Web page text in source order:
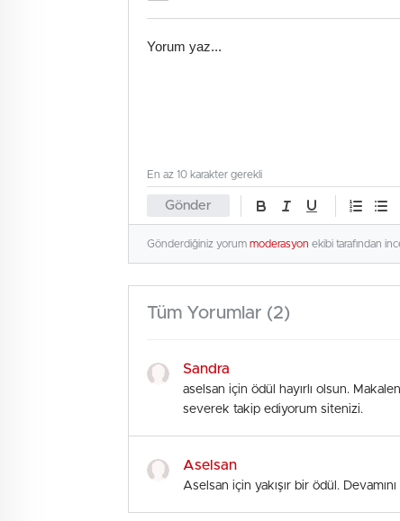
Gönder
En az 10 karakter gerekli
Gönderdiğiniz yorum moderasyon ekibi tarafından
Tüm Yorumlar (2)
Sandra
aselsan için ödül hayırlı olsun.
severek takip ediyorum sitenizi.
Aselsan
Aselsan için yakışır bir ödül.